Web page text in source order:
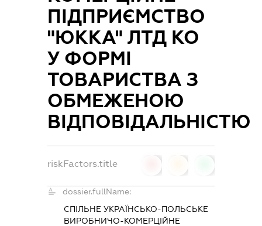
ПІДПРИЄМСТВО
"ЮККА" ЛТД КО
У ФОРМІ
ТОВАРИСТВА З
ОБМЕЖЕНОЮ
ВІДПОВІДАЛЬНІСТЮ
riskFactors.title
dossier.fullName:
СПІЛЬНЕ УКРАЇНСЬКО-ПОЛЬСЬКЕ
ВИРОБНИЧО-КОМЕРЦІЙНЕ